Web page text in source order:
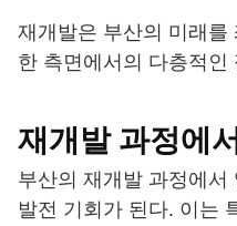
재개발은 부산의 미래를
한 측면에서의 다층적인
재개발 과정에
부산의 재개발 과정에
발전 기회가 된다. 이는